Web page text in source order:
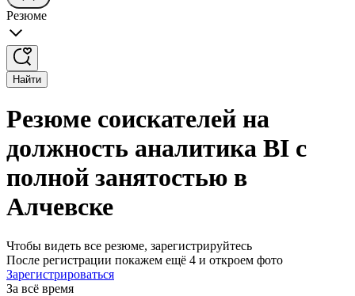
Резюме
Найти
Резюме соискателей на
должность аналитика BI с
полной занятостью в
Алчевске
Чтобы видеть все резюме, зарегистрируйтесь
После регистрации покажем ещё 4 и откроем фото
Зарегистрироваться
За всё время